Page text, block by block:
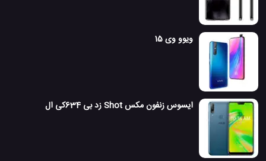
ویوو وی 15
ایسوس زنفون مکس Shot زد بی 634کی ال